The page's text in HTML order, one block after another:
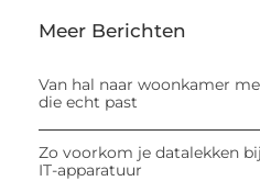
Meer Berichten
Van hal naar woonkamer
die echt past
Zo voorkom je datalekken
IT-apparatuur